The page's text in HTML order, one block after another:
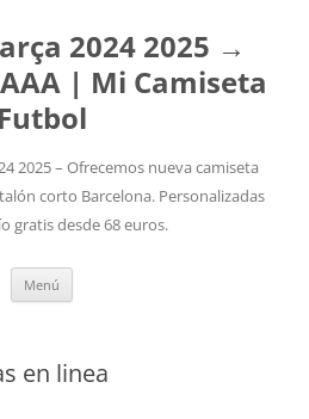
2024 2025 →
| Mi Camiseta
Futbol
2025 – Ofrecemos nueva camiseta
corto Barcelona. Personalizadas
gratis desde 68 euros.
Menú
en linea